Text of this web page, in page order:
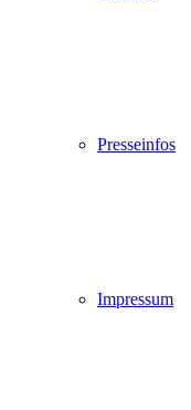
Presseinfos
Impressum